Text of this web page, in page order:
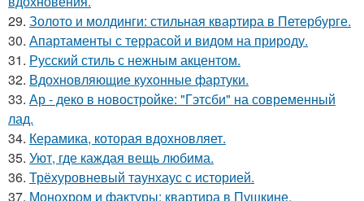
29. Золото и молдинги: стильная квартира в Петербурге.
30. Апартаменты с террасой и видом на природу.
31. Русский стиль с нежным акцентом.
32. Вдохновляющие кухонные фартуки.
33. Ар - деко в новостройке: "Гэтсби" на современный
лад.
34. Керамика, которая вдохновляет.
35. Уют, где каждая вещь любима.
36. Трёхуровневый таунхаус с историей.
37. Монохром и фактуры: квартира в Пушкине.